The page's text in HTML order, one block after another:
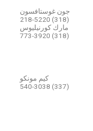
جون غوستافسون
(318) 218-5220
مارك كورنيليوس
(318) 773-3920
كيم مونكو
(337) 540-3038